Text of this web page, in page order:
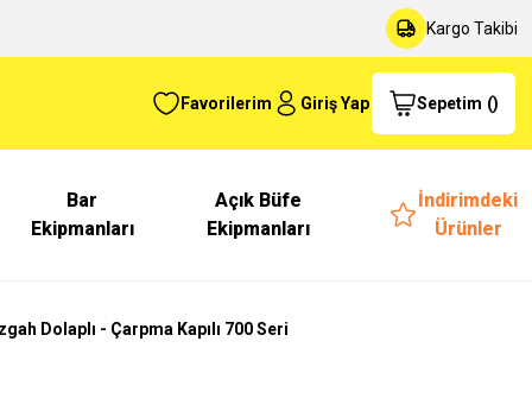
Kargo Takibi
Favorilerim Giriş Yap Sepetim ()
Bar
Ekipmanları
Açık Büfe
Ekipmanları
İndirimdeki
Ürünler
Dolaplı - Çarpma Kapılı 700 Seri